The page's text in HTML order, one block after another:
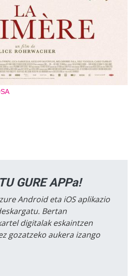
GURE APPa!
Android eta iOS aplikazio
Bertan
digitalak eskaintzen
gozatzeko aukera izango